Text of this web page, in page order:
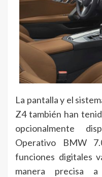
La pantalla y el
Z4 también han
opcionalmente
Operativo BMW
funciones digitales
manera precisa